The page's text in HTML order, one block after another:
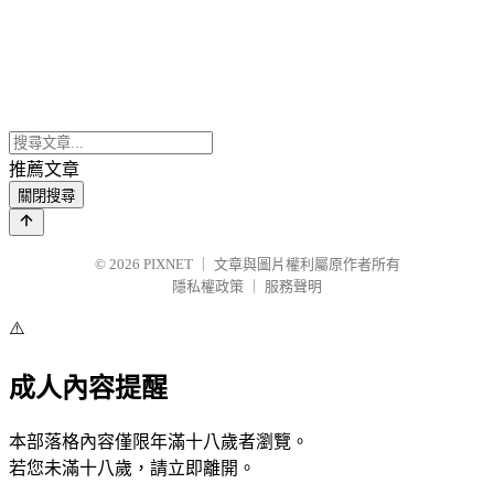
推薦文章
關閉搜尋
© 2026 PIXNET
文章與圖片權利屬原作者所有
隱私權政策
服務聲明
⚠️
成人內容提醒
本部落格內容僅限年滿十八歲者瀏覽。
若您未滿十八歲，請立即離開。